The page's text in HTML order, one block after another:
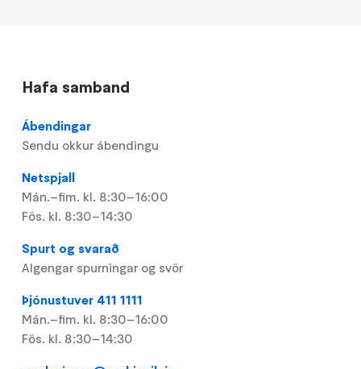
Hafa samband
Ábendingar
Sendu okkur ábendingu
Netspjall
Mán.–fim. kl. 8:30–16:00
Fös. kl. 8:30–14:30
Spurt og svarað
Algengar spurningar og svör
Þjónustuver 411 1111
Mán.–fim. kl. 8:30–16:00
Fös. kl. 8:30–14:30